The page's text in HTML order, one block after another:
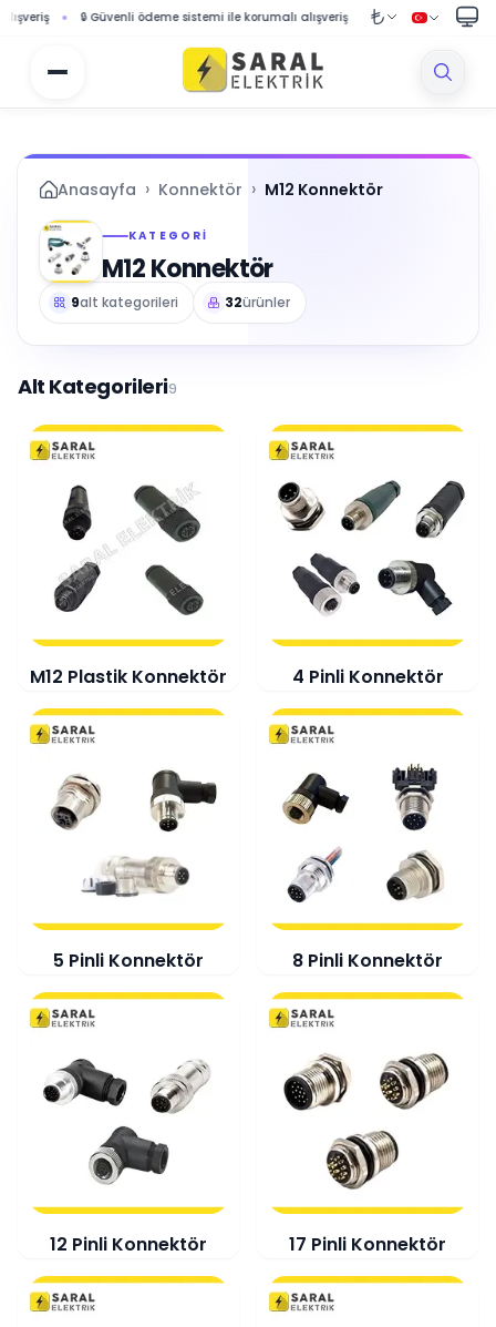
ödeme sistemi ile korumalı alışveriş 🚚 1000 TL ve üzeri siparişlerde ücretsiz
Anasayfa › Konnektör › M12 Konnektör
KATEGORI
M12 Konnektör
9alt kategorileri 32ürünler
Alt Kategorileri9
M12 Plastik Konnektör 4 Pinli Konnektör
5 Pinli Konnektör 8 Pinli Konnektör
12 Pinli Konnektör 17 Pinli Konnektör